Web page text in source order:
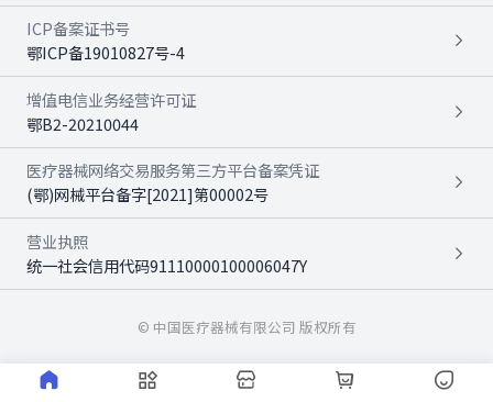
ICP备案证书号
鄂ICP备19010827号-4
增值电信业务经营许可证
鄂B2-20210044
医疗器械网络交易服务第三方平台备案凭证
(鄂)网械平台备字[2021]第00002号
营业执照
统一社会信用代码91110000100006047Y
© 中国医疗器械有限公司 版权所有